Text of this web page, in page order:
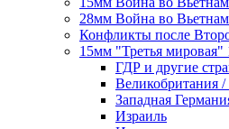
28мм Война во
Конфликты после
15мм "Третья мировая"
ГДР и другие
Западная
Израиль